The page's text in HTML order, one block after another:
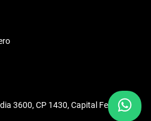
3600, CP 1430, Capital Federal,